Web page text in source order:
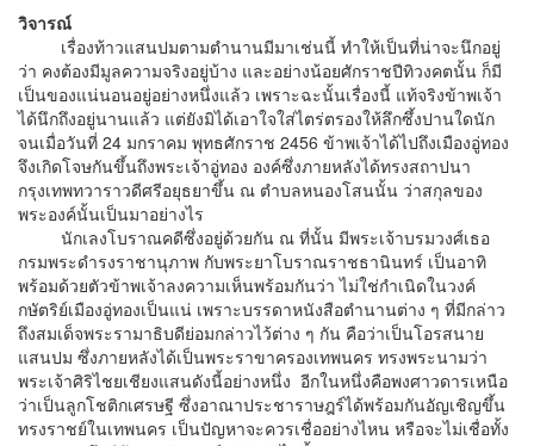
วิจารณ์
เรื่องท้าวแสนปมตามตำนานมีมาเช่นนี้ ทำให้เป็นที่น่าจะนึกอยู่
ว่า คงต้องมีมูลความจริงอยู่บ้าง และอย่างน้อยศักราชปีทิวงคตนั้น ก็มี
เป็นของแน่นอนอยู่อย่างหนึ่งแล้ว เพราะฉะนั้นเรื่องนี้ แท้จริงข้าพเจ้า
ได้นึกถึงอยู่นานแล้ว แต่ยังมิได้เอาใจใส่ไตร่ตรองให้ลึกซึ้งปานใดนัก
จนเมื่อวันที่ 24 มกราคม พุทธศักราช 2456 ข้าพเจ้าได้ไปถึงเมืองอู่ทอง
จึงเกิดโจษกันขึ้นถึงพระเจ้าอู่ทอง องค์ซึ่งภายหลังได้ทรงสถาปนา
กรุงเทพทวาราวดีศรีอยุธยาขึ้น ณ ตำบลหนองโสนนั้น ว่าสกุลของ
พระองค์นั้นเป็นมาอย่างไร
นักเลงโบราณคดีซึ่งอยู่ด้วยกัน ณ ที่นั้น มีพระเจ้าบรมวงศ์เธอ
กรมพระดำรงราชานุภาพ กับพระยาโบราณราชธานินทร์ เป็นอาทิ
พร้อมด้วยตัวข้าพเจ้าลงความเห็นพร้อมกันว่า ไม่ใช่กำเนิดในวงค์
กษัตริย์เมืองอู่ทองเป็นแน่ เพราะบรรดาหนังสือตำนานต่าง ๆ ที่มีกล่าว
ถึงสมเด็จพระรามาธิบดีย่อมกล่าวไว้ต่าง ๆ กัน คือว่าเป็นโอรสนาย
แสนปม ซึ่งภายหลังได้เป็นพระราขาครองเทพนคร ทรงพระนามว่า
พระเจ้าศิริไชยเชียงแสนดังนี้อย่างหนึ่ง อีกในหนึ่งคือพงศาวดารเหนือ
ว่าเป็นลูกโชติกเศรษฐี ซึ่งอาณาประชาราษฎร์ได้พร้อมกันอัญเชิญขึ้น
ทรงราชย์ในเทพนคร เป็นปัญหาจะควรเชื่ออย่างไหน หรือจะไม่เชื่อทั้ง